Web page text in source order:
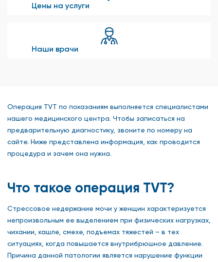
Цены на услуги
Наши врачи
Операция TVT по показаниям выполняется специалистами
нашего медицинского центра. Чтобы записаться на
предварительную диагностику, звоните по номеру на
сайте. Ниже представлена информация, как проводится
процедура и зачем она нужна.
Что такое операция TVT?
Стрессовое недержание мочи у женщин характеризуется
непроизвольным ее выделением при физических нагрузках,
чихании, кашле, смехе, подъемах тяжестей – в тех
ситуациях, когда повышается внутрибрюшное давление.
Причина данной патологии является нарушение функции